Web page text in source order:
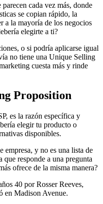
cada vez más, donde
se copian rápido, la
a la mayoría de los negocios
elegirte a ti?
o si podría aplicarse igual
no tiene una Unique Selling
cuesta más y rinde
Proposition
es la razón específica y
elegir tu producto o
disponibles.
empresa, y no es una lista de
responde a una pregunta
ofrece de la misma manera?
40 por Rosser Reeves,
en Madison Avenue.